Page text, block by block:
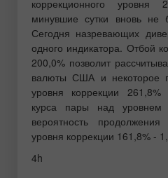
коррекционного
минувшие сутки вновь не
Сегодня назревающих
одного индикатора. Отбой
200,0% позволит
валюты США и некоторое
уровня коррекции
курса пары над
вероятность
уровня коррекции 161,8% -
4h